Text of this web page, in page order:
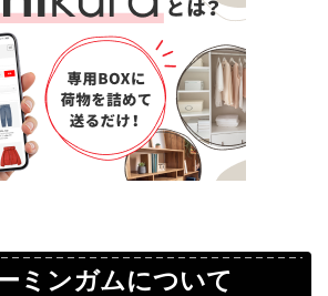
ミンガムについて